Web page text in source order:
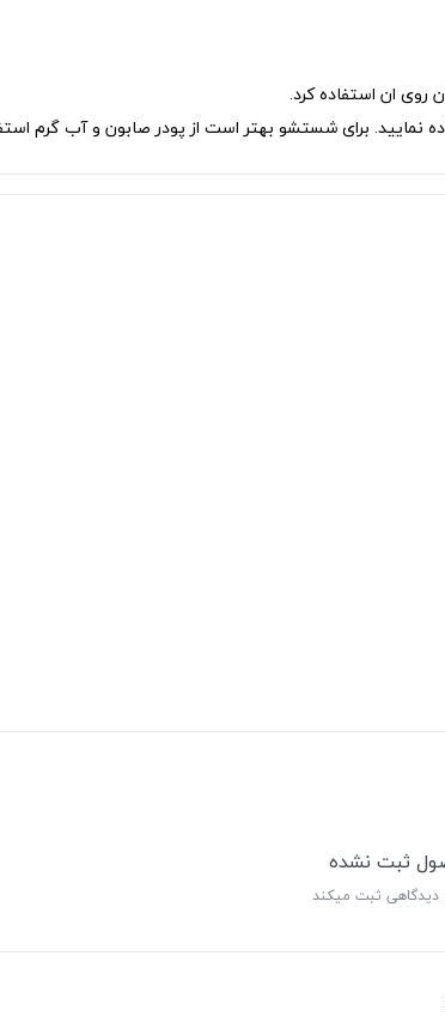
روی ان استفاده کرد.
برای شستشو بهتر است از پودر صابون و آب گرم
ثبت نشده
دیدگاهی ثبت میکند